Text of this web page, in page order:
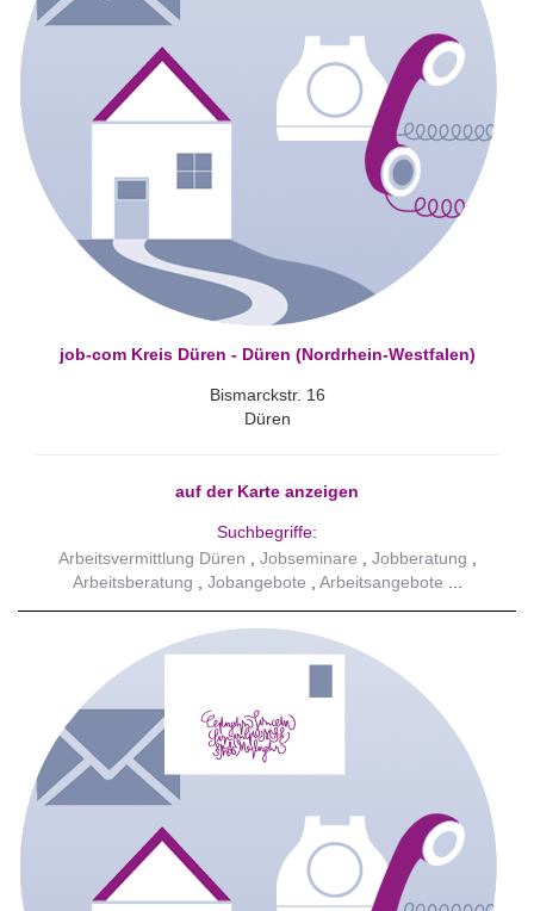
job-com Kreis Düren - Düren (Nordrhein-Westfalen)
Bismarckstr. 16
Düren
auf der Karte anzeigen
Suchbegriffe:
Arbeitsvermittlung Düren
Jobseminare
Jobberatung
Arbeitsberatung
Jobangebote Arbeitsangebote